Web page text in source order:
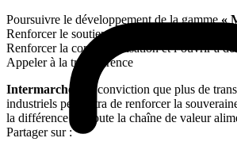
Poursuivre le développement de la gamme«
Renforcer le soutien aux éleveurs et
Renforcer la contractualisation et l’ouvrir à
Appeler à la transparence
Intermarché
a la conviction que plus de
industriels permettra de renforcer la
la différence sur toute la chaîne de valeur
Partager sur :